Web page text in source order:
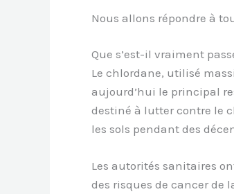
Nous allons répondre à
Que s’est-il vraiment
Le chlordane, utilisé
aujourd’hui le principal
destiné à lutter contre le
les sols pendant des
Les autorités sanitaires
des risques de cancer de